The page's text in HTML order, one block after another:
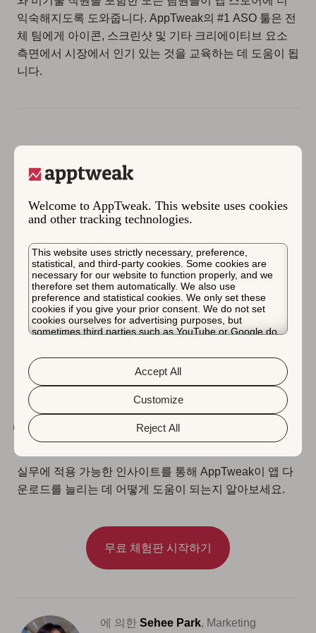
Welcome to AppTweak. This website uses cookies
and other tracking technologies.
This website uses strictly necessary, preference,
statistical, and third-party cookies. Some cookies are
necessary for our website to function properly, and we
therefore set them automatically. We also use
preference and statistical cookies. We only set these
cookies if you give your prior consent. We do not set
cookies ourselves for advertising purposes, but
sometimes third parties such as YouTube or Google do.
about the protection of your personal data and the
different cookies we use, please read our
&Privacy Policy. You can customize your cookie settings
and preferences by clicking the “Customize” button.
Reject All
Customize
Accept All
익숙해지도록 도와줍니다. AppTweak의 #1 ASO 툴은 전
체 팀에게 아이콘, 스크린샷 및 기타 크리에이티브 요소
측면에서 시장에서 인기 있는 것을 교육하는 데 도움이 됩
니다.
Supersolid에 대하여
체로, 런던 중심부에 위치해 있으며 다운로드 수가 9천만
건을 넘었습니다. 우리 팀은 전 세계 플레이어들을 위해
우리가 사랑하는 게임을 개발하여 플레이어들을 창의적
인 의사 결정의 중심에 두고 “테스트 앤 러닝” 사고방식으
로 작업합니다.
Supersolid의 게임은 무한 주자(Super Penguins)에서 자
원 관리(Home Street 및 Food Street) 및 아케이드
의성과 실험을 통해 번창합니다. 우리는 현재 다양한 타이
틀을 제작 중이며 첫 번째 Roblox 게임인 RoPets(2021년
여름)를 출시하게 되어 자랑스럽습니다.”
App Store 및 Google Play 내 Supersolid의 상위 게임
보기(영문).
실무에 적용 가능한 인사이트를 통해 AppTweak이 앱 다
운로드를 늘리는 데 어떻게 도움이 되는지 알아보세요.
무료 체험판 시작하기
에 의한 Sehee Park, Marketing